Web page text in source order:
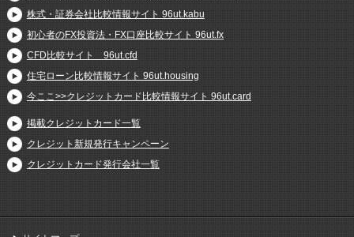
株式・証券会社比較情報サイト 96ut.kabu
初心者のFX投資法・FX口座比較サイト 96ut.fx
CFD比較サイト 96ut.cfd
住宅ローン比較情報サイト 96ut.housing
今ここ>>クレジットカード比較情報サイト 96ut.card
掲載クレジットカード一覧
クレジット新規発行キャンペーン
クレジットカード発行会社一覧